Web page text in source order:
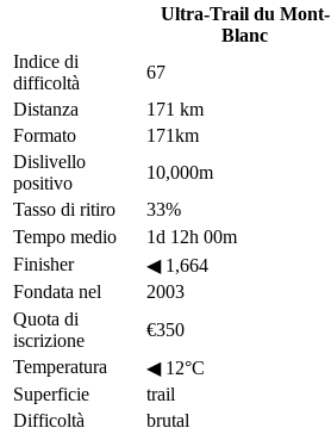
Ultra-Trail du Mont-
Blanc
Indice di
difficoltà
67
Distanza
171 km
Formato
171km
Dislivello
positivo
10,000m
Tasso di ritiro
33%
Tempo medio
1d 12h 00m
Finisher
◀1,664
Fondata nel
2003
Quota di
iscrizione
€350
Temperatura
◀12°C
Superficie
trail
Difficoltà
brutal